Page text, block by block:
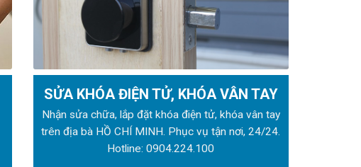
SỬA KHÓA ĐIỆN TỬ, KHÓA VÂN TAY
Nhận sửa chữa, lắp đặt khóa điện tử, khóa vân tay
trên địa bà HỒ CHÍ MINH. Phục vụ tận nơi, 24/24.
Hotline:0904.224.100